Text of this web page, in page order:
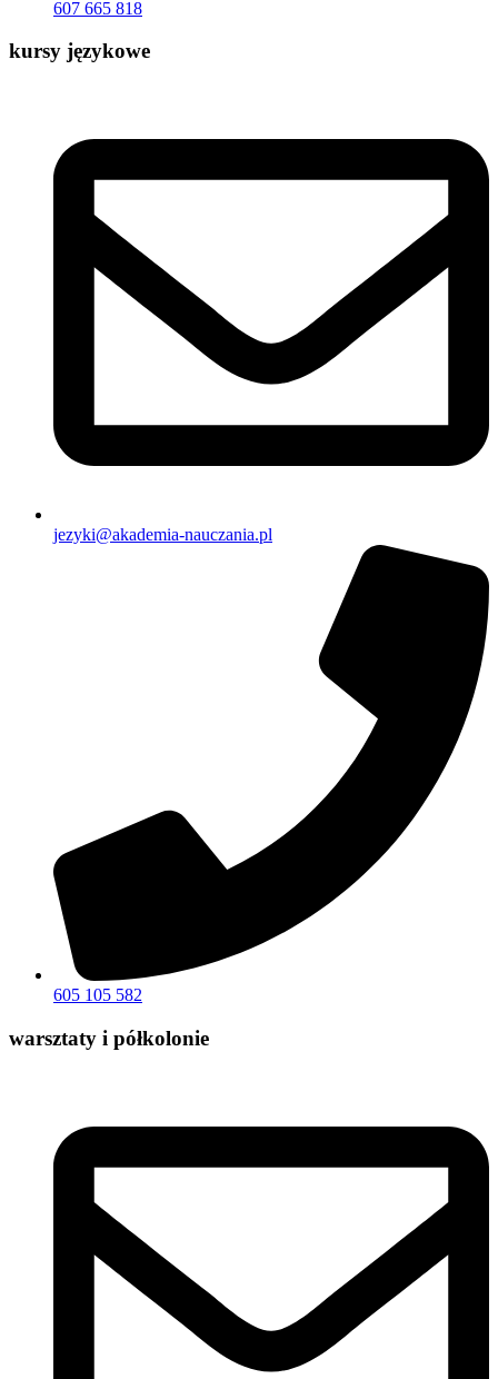
607 665 818
kursy językowe
jezyki@akademia-nauczania.pl
605 105 582
warsztaty i półkolonie